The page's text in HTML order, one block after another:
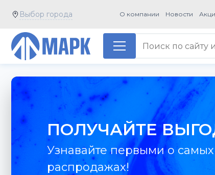
Выбор города О компании Новости
ПОЛУЧАЙТЕ
Узнавайте первыми о
распродажах!